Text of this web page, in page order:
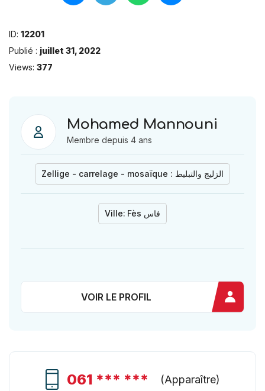
ID: 12201
Publié : juillet 31, 2022
Views: 377
Mohamed Mannouni
Membre depuis 4 ans
Zellige - carrelage - mosaïque : الزليج والتبليط
Ville: Fès فاس
VOIR LE PROFIL
061 *** *** (Apparaître)